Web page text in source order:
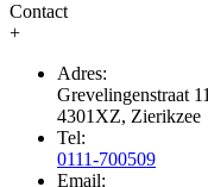
Contact
+
Adres:
Grevelingenstraat 11
4301XZ, Zierikzee
Tel:
0111-700509
Email: